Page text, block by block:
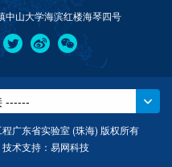
中山大学海滨红楼海琴四号
------
广东省实验室 (珠海) 版权所有
技术支持： 易网科技